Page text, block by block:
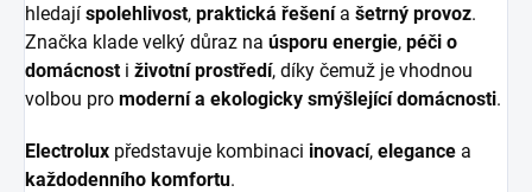
hledají spolehlivost, praktická řešenía šetrný provoz.
Značka klade velký důraz na úsporu energie, péči o
domácnosti životní prostředí, díky čemuž je vhodnou
volbou pro moderní a ekologicky smýšlející domácnosti.
Electrolux představuje kombinaci inovací, elegance a
každodenního komfortu.